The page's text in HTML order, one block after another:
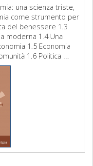
una scienza triste,
come strumento per
del benessere 1.3
moderna 1.4 Una
1.5 Economia
1.6 Politica ...